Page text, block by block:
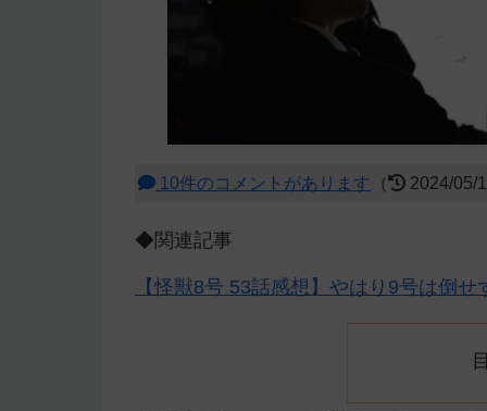
10件のコメントがあります （ 2024/05/
◆関連記事
【怪獣8号 53話感想】やはり9号は倒